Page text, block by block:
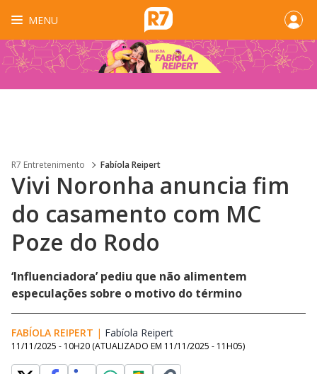
MENU
R7 Entretenimento Fabíola Reipert
Vivi Noronha anuncia fim
do casamento com MC
Poze do Rodo
‘Influenciadora’ pediu que não alimentem
especulações sobre o motivo do término
FABÍOLA REIPERT | Fabíola Reipert
11/11/2025 - 10H20 (ATUALIZADO EM 11/11/2025 - 11H05)